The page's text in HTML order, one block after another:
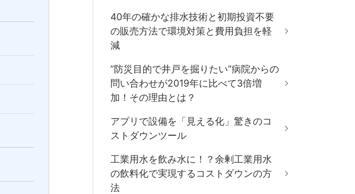
40年の確かな排水技術と初期投資不要
の販売方法で環境対策と費用負担を軽
減
”防災目的で井戸を掘りたい”病院からの
問い合わせが2019年に比べて3倍増
加！その理由とは？
アプリで設備を「見える化」驚きのコ
ストダウンツール
工業用水を飲み水に！？余剰工業用水
の飲料化で実現するコストダウンの方
法